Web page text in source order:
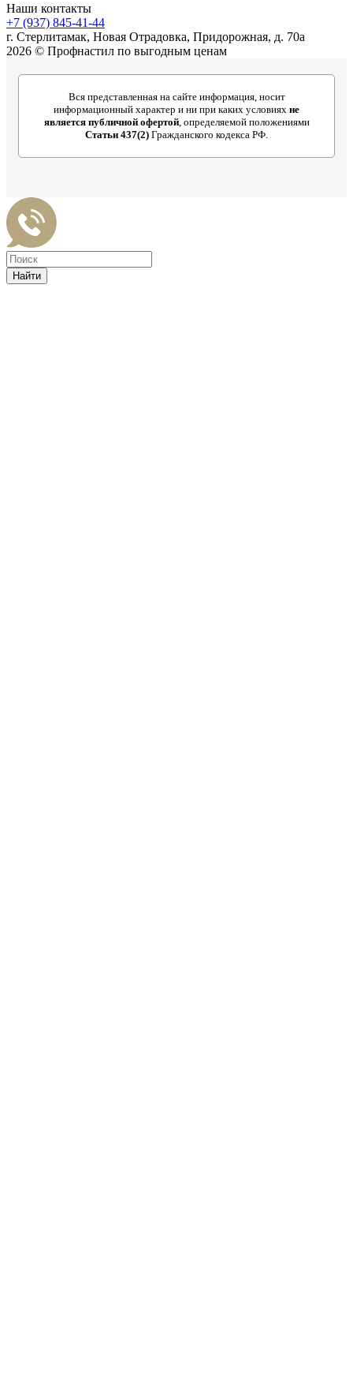
Наши контакты
+7 (937) 845-41-44
г. Стерлитамак, Новая Отрадовка, Придорожная, д. 70а
2026 © Профнастил по выгодным ценам
Вся представленная на сайте информация, носит
информационный характер и ни при каких условиях не
является публичной офертой, определяемой положениями
Статьи 437(2) Гражданского кодекса РФ.
Найти